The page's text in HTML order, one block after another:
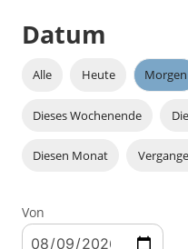
Datum
Alle Heute Morgen
Dieses Wochenende
Diesen Monat
Von